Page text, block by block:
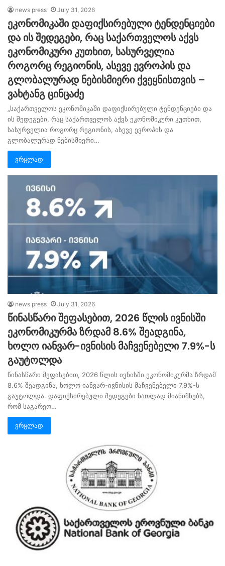
news press July 31, 2026
ეკონომიკაში დაფიქსირებული ტენდენციები
და ის შედეგები, რაც საქართველოს აქვს
ეკონომიკური კუთხით, სასურველია
როგორც რეგიონის, ასევე ევროპის და
გლობალურად ნებისმიერი ქვეყნისთვის –
ვახტანგ ცინცაძე
„საქართველოს ეკონომიკაში დაფიქსირებული ტენდენციები და
ის შედეგები, რაც საქართველოს აქვს ეკონომიკური კუთხით,
სასურველია როგორც რეგიონის, ასევე ევროპის და
გლობალურად ნებისმიერი…
ვრცლად
news press July 31, 2026
წინასწარი შეფასებით, 2026 წლის ივნისში
ეკონომიკურმა ზრდამ 8.6% შეადგინა,
ხოლო იანვარ-ივნისის მაჩვენებელი 7.9%-ს
გაუტოლდა
წინასწარი შეფასებით, 2026 წლის ივნისში ეკონომიკურმა ზრდამ
8.6% შეადგინა, ხოლო იანვარ-ივნისის მაჩვენებელი 7.9%-ს
გაუტოლდა. დაფიქსირებული შედეგები ნათლად მიანიშნებს,
რომ საგარეო…
ვრცლად